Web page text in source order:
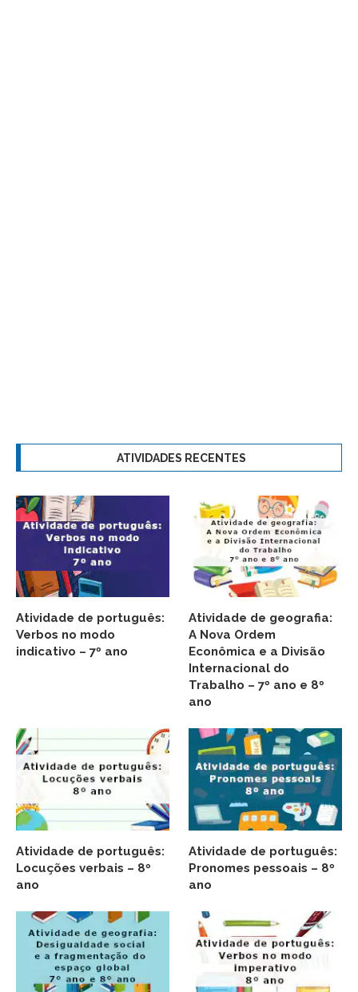
ATIVIDADES RECENTES
Atividade de português:
Verbos no modo
indicativo – 7º ano
Atividade de geografia:
A Nova Ordem
Econômica e a Divisão
Internacional do
Trabalho – 7º ano e 8º
ano
Atividade de português:
Locuções verbais – 8º
ano
Atividade de português:
Pronomes pessoais – 8º
ano